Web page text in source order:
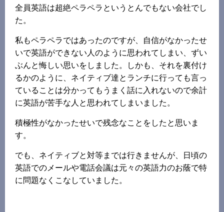
全員英語は超絶ペラペラというとんでもない会社でし
た。
私もペラペラではあったのですが、自信がなかったせ
いで英語ができない人のように思われてしまい、ずい
ぶんと悔しい思いをしました。しかも、それを裏付け
るかのように、ネイティブ達とランチに行っても言っ
ていることは分かってもうまく話に入れないので余計
に英語が苦手な人と思われてしまいました。
積極性がなかったせいで残念なことをしたと思いま
す。
でも、ネイティブと対等までは行きませんが、日頃の
英語でのメールや電話会議は元々の英語力のお蔭で特
に問題なくこなしていました。